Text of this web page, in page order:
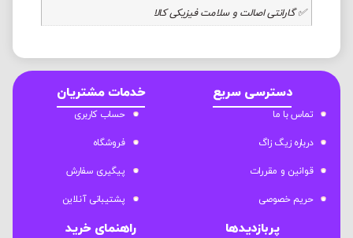
✅ گارانتی اصالت و سلامت فیزیکی کالا
دسترسی سریع
تماس با ما
درباره زیگ زاگ
قوانین و مقررات
حریم خصوصی
خدمات مشتریان
حساب کاربری
فروشگاه
پیگیری سفارش
پشتیبانی آنلاین
پربازدیدها راهنمای خرید